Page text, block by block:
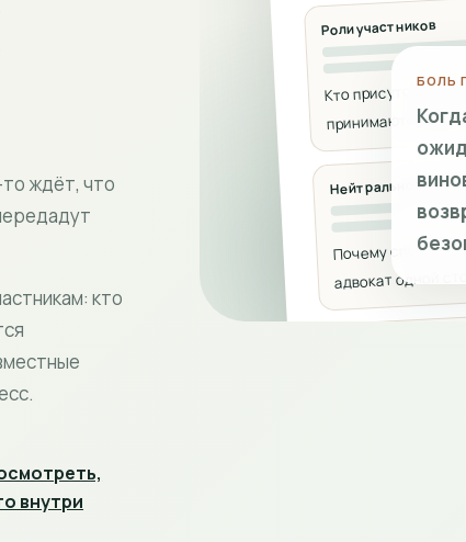
ждёт, что
кто
внутри
Роли участников
Кто присутствует
принимаются
Нейтральность
Почему
адвокат одной
БОЛЬ